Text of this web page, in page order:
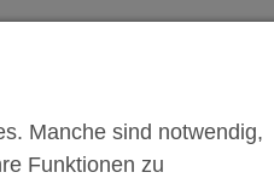
Zur Hauptnavigation
Manche sind notwendig,
Funktionen zu